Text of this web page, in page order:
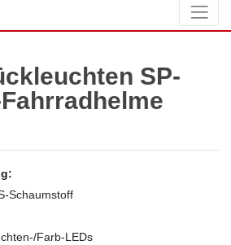
SP-
Schaumstoff
Farb-LEDs